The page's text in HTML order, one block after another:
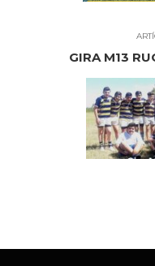
GIRA M13